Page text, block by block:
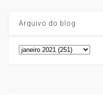
Arquivo do blog